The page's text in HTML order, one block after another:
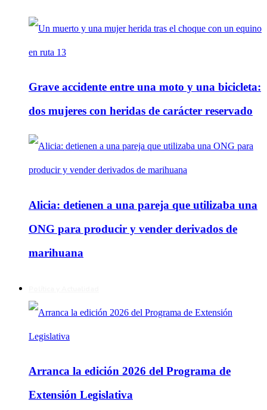
Grave accidente entre una moto y una bicicleta:
dos mujeres con heridas de carácter reservado
Alicia: detienen a una pareja que utilizaba una
ONG para producir y vender derivados de
marihuana
Arranca la edición 2026 del Programa de
Extensión Legislativa